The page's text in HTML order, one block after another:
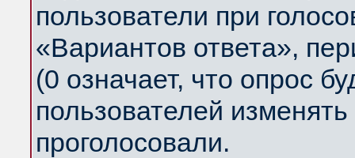
пользователи при
«Вариантов ответа»,
(0 означает, что опрос
пользователей
проголосовали.